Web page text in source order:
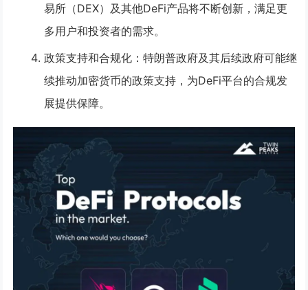
易所（DEX）及其他DeFi产品将不断创新，满足更
多用户和投资者的需求。
政策支持和合规化 ：特朗普政府及其后续政府可能继
续推动加密货币的政策支持，为DeFi平台的合规发
展提供保障。